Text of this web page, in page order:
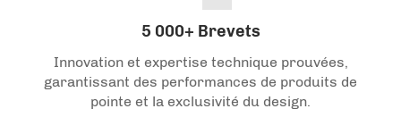
5 000+ Brevets
Innovation et expertise technique prouvées,
garantissant des performances de produits de
pointe et la exclusivité du design.